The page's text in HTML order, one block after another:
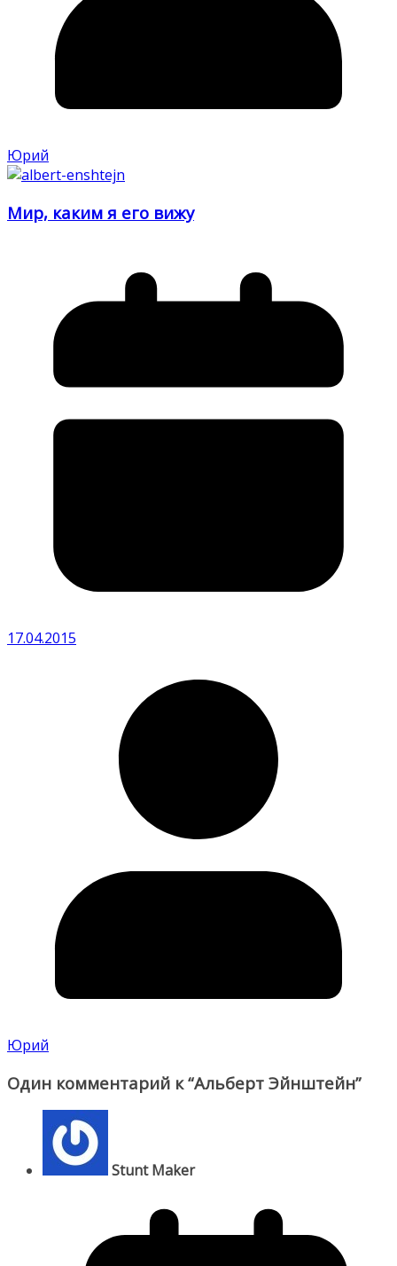
Юрий
Мир, каким я его вижу
17.04.2015
Юрий
Один комментарий к “Альберт Эйнштейн”
Stunt Maker